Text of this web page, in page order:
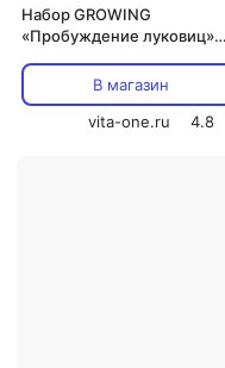
Набор GROWING
«Пробуждение луковиц»
серии BIOLOGICAL HAIR
CONCEPT
250мл+250мл+6x10мл
В магазин
vita-one.ru
4.8